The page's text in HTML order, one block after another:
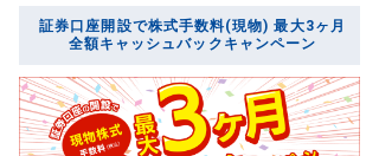
証券口座開設で株式手数料(現物) 最大3ヶ月
全額キャッシュバックキャンペーン